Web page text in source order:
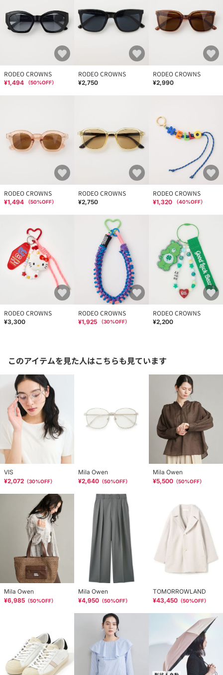
RODEO CROWNS
¥1,494 （50%OFF）
RODEO CROWNS
¥2,750
RODEO CROWNS
¥2,990
RODEO CROWNS
¥1,494 （50%OFF）
RODEO CROWNS
¥2,750
RODEO CROWNS
¥1,320 （40%OFF）
RODEO CROWNS
¥3,300
RODEO CROWNS
¥1,925 （30%OFF）
RODEO CROWNS
¥2,200